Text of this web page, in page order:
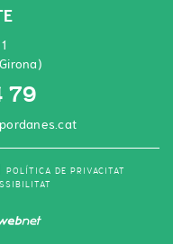
79
POLÍTICA DE PRIVACITAT